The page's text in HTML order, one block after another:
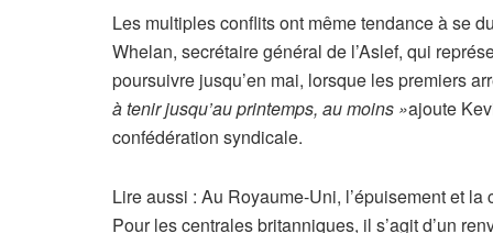
Les multiples conflits ont même tendance à se
Whelan, secrétaire général de l’Aslef, qui
poursuivre jusqu’en mai, lorsque les premiers
à tenir jusqu’au printemps, au moins »ajoute
confédération syndicale.
Lire aussi : A
r
Au Royaume-Uni, l’épuisement et
Pour les centrales britanniques, il s’agit d’un